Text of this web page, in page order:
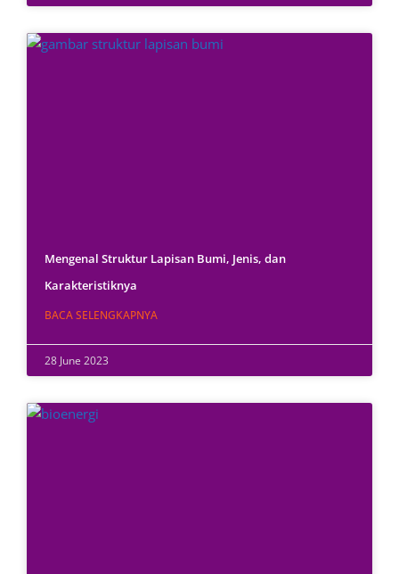
Mengenal Struktur Lapisan Bumi, Jenis, dan
Karakteristiknya
BACA SELENGKAPNYA
28 June 2023